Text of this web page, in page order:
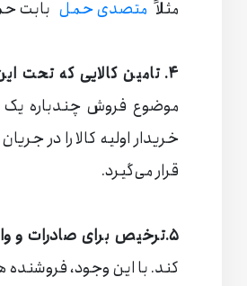
مثلاً متصدی حمل بابت
۴. تامین کالایی که تحت این قاعده تحویل شده است ــــ
موضوع فروش چندباره
خریدار اولیه کالا را در
قرار می‌گیرد.
۵.ترخیص برای صادرات و
کند. با این وجود، فروشنده